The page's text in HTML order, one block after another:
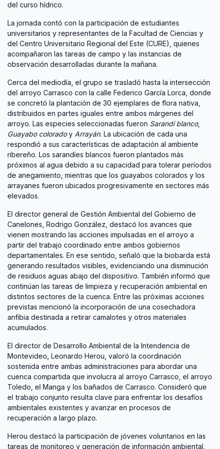
del curso hídrico.
La jornada contó con la participación de estudiantes
universitarios y representantes de la Facultad de Ciencias y
del Centro Universitario Regional del Este (CURE), quienes
acompañaron las tareas de campo y las instancias de
observación desarrolladas durante la mañana.
Cerca del mediodía, el grupo se trasladó hasta la intersección
del arroyo Carrasco con la calle Federico García Lorca, donde
se concretó la plantación de 30 ejemplares de flora nativa,
distribuidos en partes iguales entre ambos márgenes del
arroyo. Las especies seleccionadas fueron Sarandí blanco,
Guayabo coloradoy Arrayán. La ubicación de cada una
respondió a sus características de adaptación al ambiente
ribereño. Los sarandíes blancos fueron plantados más
próximos al agua debido a su capacidad para tolerar períodos
de anegamiento, mientras que los guayabos colorados y los
arrayanes fueron ubicados progresivamente en sectores más
elevados.
El director general de Gestión Ambiental del Gobierno de
Canelones, Rodrigo González, destacó los avances que
vienen mostrando las acciones impulsadas en el arroyo a
partir del trabajo coordinado entre ambos gobiernos
departamentales. En ese sentido, señaló que la biobarda está
generando resultados visibles, evidenciando una disminución
de residuos aguas abajo del dispositivo. También informó que
continúan las tareas de limpieza y recuperación ambiental en
distintos sectores de la cuenca. Entre las próximas acciones
previstas mencionó la incorporación de una cosechadora
anfibia destinada a retirar camalotes y otros materiales
acumulados.
El director de Desarrollo Ambiental de la Intendencia de
Montevideo, Leonardo Herou, valoró la coordinación
sostenida entre ambas administraciones para abordar una
cuenca compartida que involucra al arroyo Carrasco, el arroyo
Toledo, el Manga y los bañados de Carrasco. Consideró que
el trabajo conjunto resulta clave para enfrentar los desafíos
ambientales existentes y avanzar en procesos de
recuperación a largo plazo.
Herou destacó la participación de jóvenes voluntarios en las
tareas de monitoreo y generación de información ambiental.